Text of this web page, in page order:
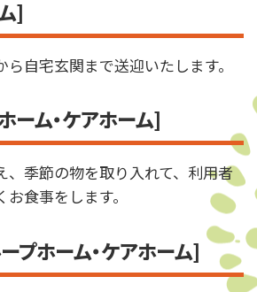
]
ら自宅玄関まで送迎いたします。
ーム・ケアホーム]
、季節の物を取り入れて、利用者
食事をします。
プホーム・ケアホーム]